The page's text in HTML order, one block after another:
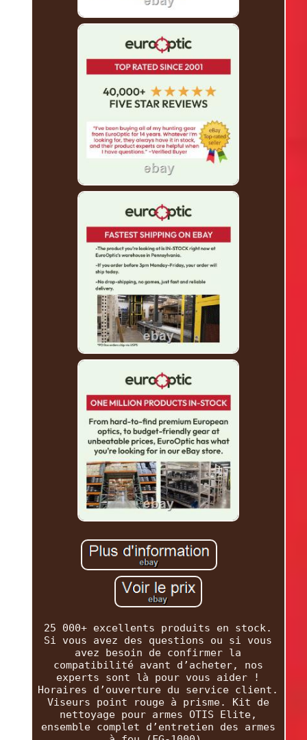
25 000+ excellents produits en stock.
Si vous avez des questions ou si vous
avez besoin de confirmer la
compatibilité avant d’acheter, nos
experts sont là pour vous aider !
Horaires d’ouverture du service client.
Viseurs point rouge à prisme. Kit de
nettoyage pour armes OTIS Elite,
ensemble complet d’entretien des armes